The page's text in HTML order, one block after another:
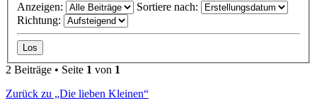
Anzeigen:
Sortiere nach:
Richtung:
2 Beiträge • Seite 1 von 1
Zurück zu „Die lieben Kleinen“